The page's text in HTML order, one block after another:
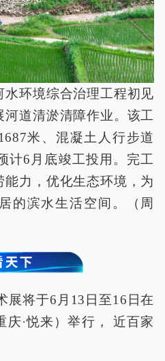
水环境综合治理工程初见
道清淤清障作业。该工
米、混凝土人行步道
计6月底竣工投用。完工
能力，优化生态环境，为
的滨水生活空间。（周
展将于6月13日至16日在
庆·悦来）举行， 近百家